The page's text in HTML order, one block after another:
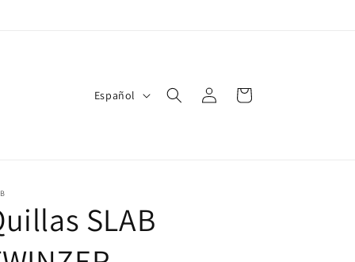
a
Español
Iniciar
sesión
Carrito
SLAB